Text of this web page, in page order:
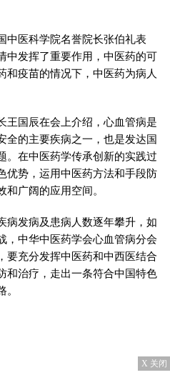
医科学院名誉院长张伯礼表
中发挥了重要作用，中医药的可
和疫苗的情况下，中医药为病人
国辰在会上介绍，心血管病是
全的主要疾病之一，也是发达国
。在中医药学传承创新的实践过
优势，运用中医药方法和手段防
广阔的应用空间。
发病及患病人数逐年攀升，如
，中华中医药学会心血管病分会
要充分发挥中医药和中西医结合
和治疗，走出一条符合中国特色
X 关闭